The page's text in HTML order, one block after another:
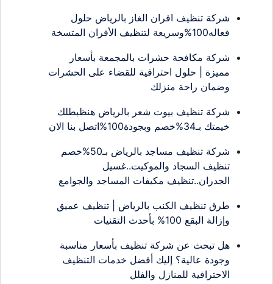
شركة تنظيف افران الغاز بالرياض حلول
فعاله100%وسريعة لتنظيف الأفران المتسخة
شركة مكافحة حشرات بالمجمعة بأسعار
مميزة | حلول احترافية للقضاء على الحشرات
وضمان راحة منزلك
شركة تنظيف بيوت شعر بالرياض هنظبطلك
خيمتك بـ34%خصم وبجودة100%اتصل بنا الان
شركة تنظيف مساجد بالرياض بـ50%خصم
تنظيف السجاد والموكيت..غسيل
الجدران..تنظيف مكيفات المساجد والجوامع
طرق تنظيف الكنب بالرياض | تنظيف عميق
وإزالة البقع 100% بأحدث التقنيات
هل تبحث عن شركة تنظيف بأسعار مناسبة
وجودة عالية؟ إليك أفضل خدمات التنظيف
الاحترافية للمنازل والفلل